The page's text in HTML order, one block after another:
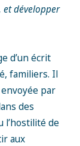
et développer
d’un écrit
familiers. Il
par
des
l’hostilité de
aux